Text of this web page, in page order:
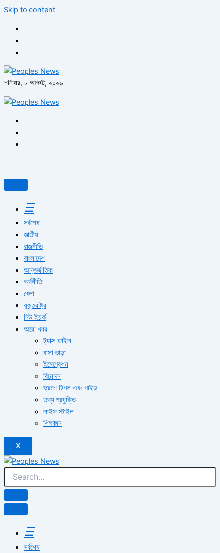
Skip to content
শনিবার, ৮ আগস্ট, ২০২৬
☰
সর্বশেষ
জাতীয়
রাজনীতি
বাংলাদেশ
আন্তর্জাতিক
অর্থনীতি
খেলা
যুক্তরাষ্ট্র
নিউ ইয়র্ক
আরো খবর
ট্যাক্স ফাইল
বাসা ভাড়া
ইমেগ্রেশন
বিনোদন
ভ্রমণ টিপস এবং গাইড
তথ্য প্রযুক্তি
লাইফ স্টাইল
শিক্ষাঙ্গন
X
☰
সর্বশেষ